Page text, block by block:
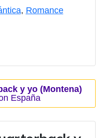
, Romance
y yo (Montena)
España